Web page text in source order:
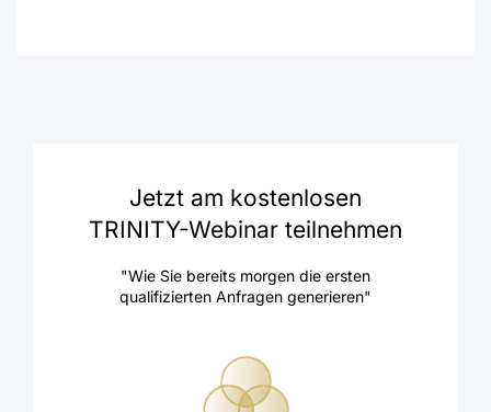
Jetzt am kostenlosen
TRINITY-Webinar teilnehmen
"Wie Sie bereits morgen die ersten
qualifizierten Anfragen generieren"